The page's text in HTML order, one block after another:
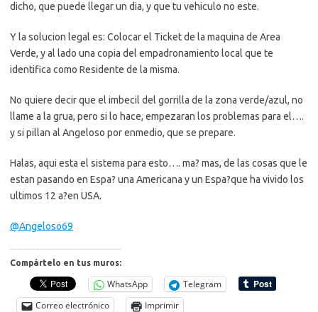
dicho, que puede llegar un dia, y que tu vehiculo no este.
Y la solucion legal es: Colocar el Ticket de la maquina de Area
Verde, y al lado una copia del empadronamiento local que te
identifica como Residente de la misma.
No quiere decir que el imbecil del gorrilla de la zona verde/azul, no
llame a la grua, pero si lo hace, empezaran los problemas para el….
y si pillan al Angeloso por enmedio, que se prepare.
Halas, aqui esta el sistema para esto…. ma? mas, de las cosas que le
estan pasando en Espa? una Americana y un Espa?que ha vivido los
ultimos 12 a?en USA.
@Angeloso69
Compártelo en tus muros:
WhatsApp
Telegram
Correo electrónico
Imprimir